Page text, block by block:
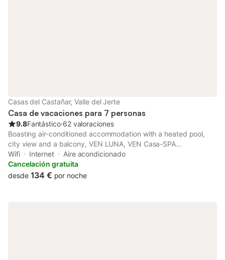
Casas del Castañar, Valle del Jerte
Casa de vacaciones para 7 personas
9.8Fantástico⋅62 valoraciones
Boasting air-conditioned accommodation with a heated pool,
city view and a balcony, VEN LUNA, VEN Casa-SPA
Astroturismo rural TR-CC-00361 is situated in Casas del
Castañar.
Wifi Internet
Aire acondicionado
Cancelación gratuita
desde 134 € por noche